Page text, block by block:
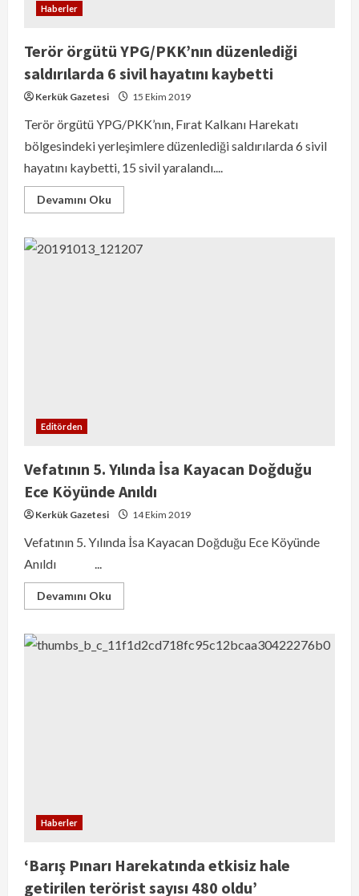
Haberler
Terör örgütü YPG/PKK’nın düzenlediği
saldırılarda 6 sivil hayatını kaybetti
Kerkük Gazetesi 15 Ekim 2019
Terör örgütü YPG/PKK’nın, Fırat Kalkanı Harekatı
bölgesindeki yerleşimlere düzenlediği saldırılarda 6 sivil
hayatını kaybetti, 15 sivil yaralandı....
Devamını Oku
Editörden
Vefatının 5. Yılında İsa Kayacan Doğduğu
Ece Köyünde Anıldı
Kerkük Gazetesi 14 Ekim 2019
Vefatının 5. Yılında İsa Kayacan Doğduğu Ece Köyünde
Anıldı ...
Devamını Oku
Haberler
‘Barış Pınarı Harekatında etkisiz hale
getirilen terörist sayısı 480 oldu’